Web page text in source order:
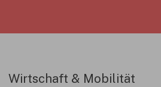
Wirtschaft & Mobilität